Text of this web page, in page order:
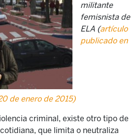
militante
femisnista de
ELA (artículo
publicado en
de enero de 2015)
criminal, existe otro tipo de
que limita o neutraliza